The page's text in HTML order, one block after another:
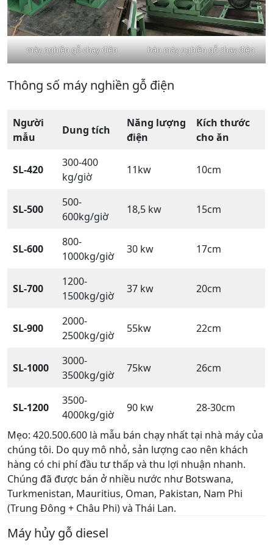
máy nghiền gỗ chạy điện bán máy nghiền gỗ chạy điện
Thông số máy nghiền gỗ điện
Người
mẫu
Dung tích
Năng lượng
điện
Kích thước
cho ăn
SL-420
300-400
kg/giờ
11kw 10cm
SL-500
500-
600kg/giờ
18,5 kw 15cm
SL-600
800-
1000kg/giờ
30 kw 17cm
SL-700
1200-
1500kg/giờ
37 kw 20cm
SL-900
2000-
2500kg/giờ
55kw 22cm
SL-1000
3000-
3500kg/giờ
75kw 26cm
SL-1200
3500-
4000kg/giờ
90 kw 28-30cm
Mẹo: 420.500.600 là mẫu bán chạy nhất tại nhà máy của
chúng tôi. Do quy mô nhỏ, sản lượng cao nên khách
hàng có chi phí đầu tư thấp và thu lợi nhuận nhanh.
Chúng đã được bán ở nhiều nước như Botswana,
Turkmenistan, Mauritius, Oman, Pakistan, Nam Phi
(Trung Đông + Châu Phi) và Thái Lan.
Máy hủy gỗ diesel